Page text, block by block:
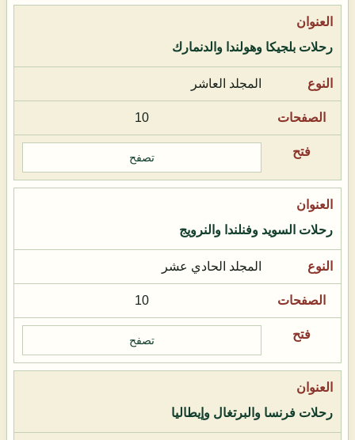
رحلات بلجيكا وهولندا والدنمارك
المجلد العاشر
10
تصفح
رحلات السويد وفنلندا والنرويج
المجلد الحادي عشر
10
تصفح
رحلات فرنسا والبرتغال وإيطاليا